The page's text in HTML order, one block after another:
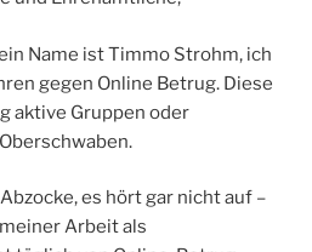
Name ist Timmo Strohm, ich
gegen Online Betrug. Diese
aktive Gruppen oder
es hört gar nicht auf –
Arbeit als